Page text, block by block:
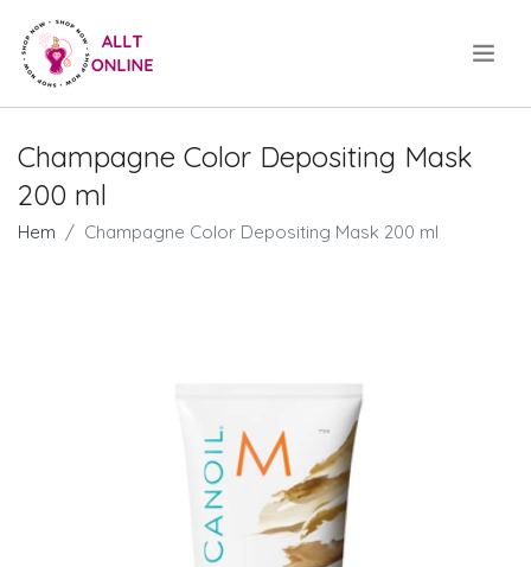
Champagne Color Depositing Mask
200 ml
Hem Champagne Color Depositing Mask 200 ml